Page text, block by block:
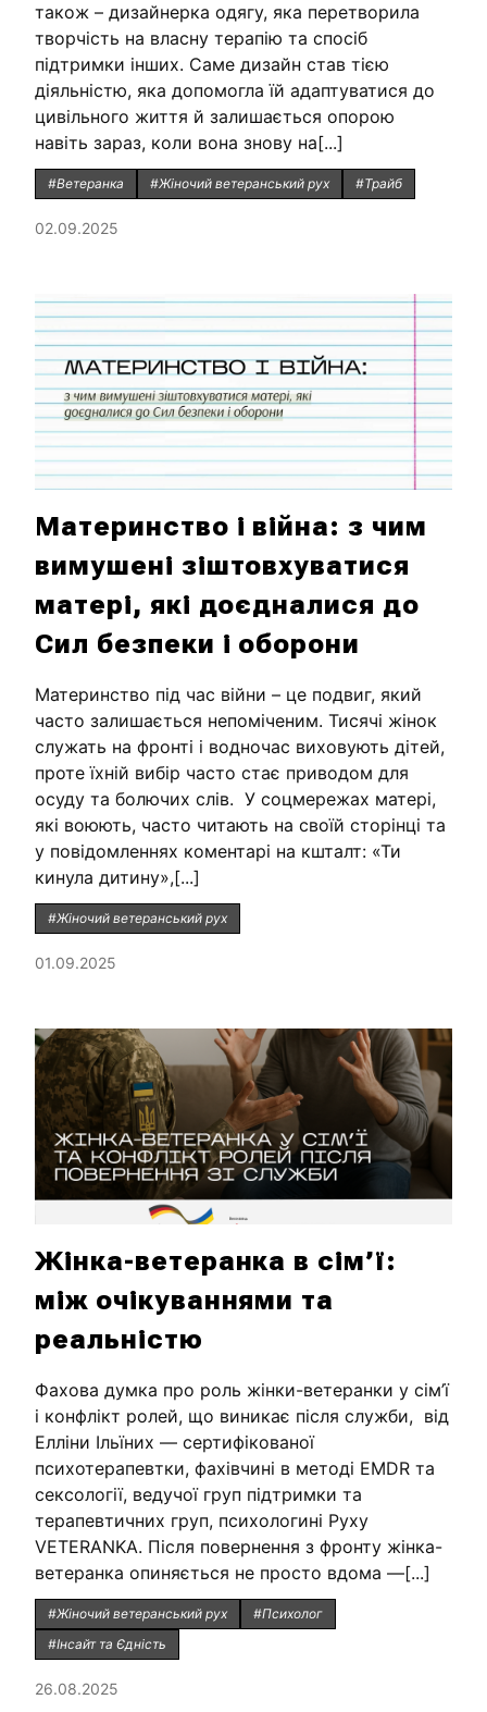
також – дизайнерка одягу, яка перетворила
творчість на власну терапію та спосіб
підтримки інших. Саме дизайн став тією
діяльністю, яка допомогла їй адаптуватися до
цивільного життя й залишається опорою
навіть зараз, коли вона знову на[...]
#Ветеранка #Жіночий ветеранський рух #Трайб
02.09.2025
Материнство і війна: з чим
вимушені зіштовхуватися
матері, які доєдналися до
Сил безпеки і оборони
Материнство під час війни – це подвиг, який
часто залишається непоміченим. Тисячі жінок
служать на фронті і водночас виховують дітей,
проте їхній вибір часто стає приводом для
осуду та болючих слів. У соцмережах матері,
які воюють, часто читають на своїй сторінці та
у повідомленнях коментарі на кшталт: «Ти
кинула дитину»,[...]
#Жіночий ветеранський рух
01.09.2025
Жінка-ветеранка в сім’ї:
між очікуваннями та
реальністю
Фахова думка про роль жінки-ветеранки у сім’ї
і конфлікт ролей, що виникає після служби, від
Елліни Ільїних — сертифікованої
психотерапевтки, фахівчині в методі EMDR та
сексології, ведучої груп підтримки та
терапевтичних груп, психологині Руху
VETERANKA. Після повернення з фронту жінка-
ветеранка опиняється не просто вдома —[...]
#Жіночий ветеранський рух
#Психолог
#Інсайт та Єдність
26.08.2025